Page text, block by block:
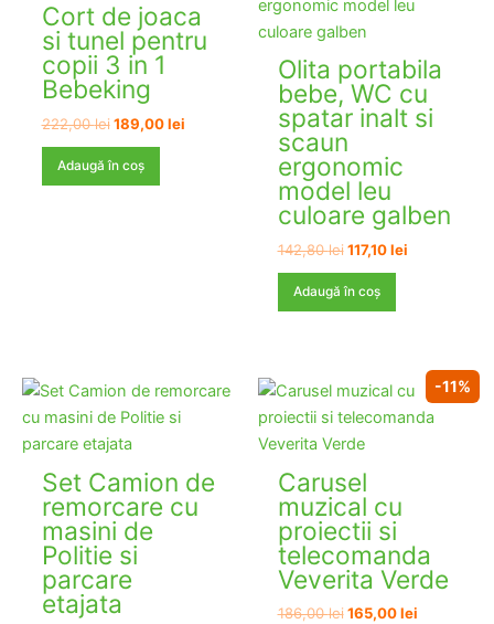
Cort de joaca
si tunel pentru
copii 3 in 1
Bebeking
222,00lei Prețul
a
fost:
189,00leiPrețul
Adaugă în coș
Olita portabila
bebe, WC cu
spatar inalt si
scaun
ergonomic
model leu
culoare galben
142,80lei Prețul
a
fost:
117,10leiPrețul
Adaugă în coș
Set Camion de
remorcare cu
masini de
Politie si
parcare
etajata
-11%
Carusel
muzical cu
proiectii si
telecomanda
Veverita Verde
186,00lei Prețul
165,00leiPrețul